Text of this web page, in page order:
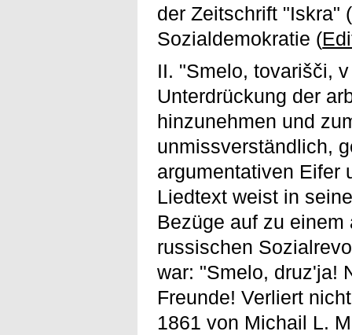
der Zeitschrift "Iskra"
Sozialdemokratie (
II. "Smelo, tovarišči,
Unterdrückung der
hinzunehmen und
unmissverständlich,
argumentativen Eifer
Liedtext weist in
Bezüge auf zu
russischen
war: "Smelo, druz'ja!
Freunde! Verliert
1861 von Michail L.